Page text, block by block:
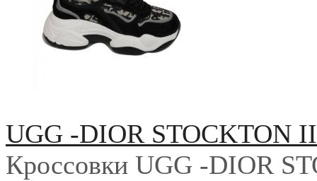
UGG -DIOR STOCKTON
Кроссовки UGG -DIOR